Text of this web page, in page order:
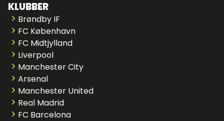
KLUBBER
Brøndby IF
FC København
FC Midtjylland
Liverpool
Manchester City
Arsenal
Manchester United
Real Madrid
FC Barcelona